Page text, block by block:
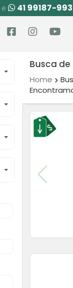
e 41 99187-
Busca
Home